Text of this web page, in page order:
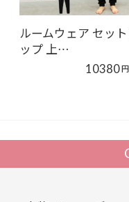
ルームウェア セッ
ップ 上…
10380円